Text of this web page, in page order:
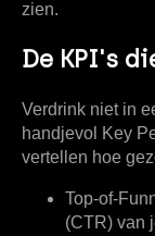
zien.
De KPI's
Verdrink niet in
handjevol Key
vertellen hoe
Top-of-
(CTR) van